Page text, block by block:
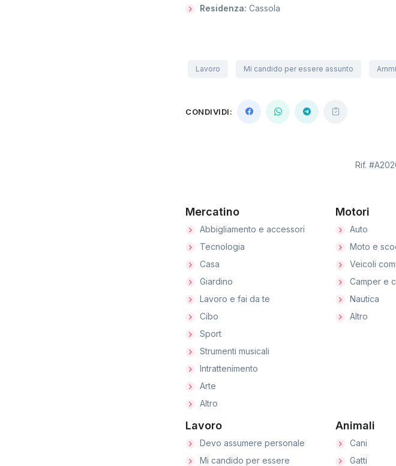
Residenza:Cassola
Lavoro Mi candido per essere assunto
CONDIVIDI:
Rif.
Mercatino
Abbigliamento e accessori
Tecnologia
Casa
Giardino
Lavoro e fai da te
Cibo
Sport
Strumenti musicali
Intrattenimento
Arte
Altro
Motori
Auto
Moto e
Veicoli
Camper e
Nautica
Altro
Lavoro
Devo assumere personale
Mi candido per essere
Animali
Cani
Gatti